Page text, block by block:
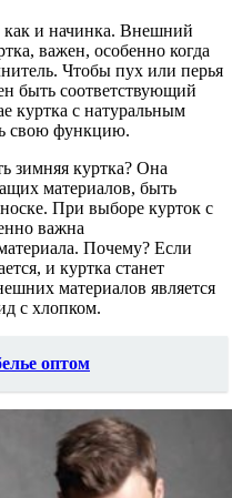
и начинка. Внешний
важен, особенно когда
Чтобы пух или перья
быть соответствующий
куртка с натуральным
свою функцию.
зимняя куртка? Она
материалов, быть
При выборе курток с
важна
Почему? Если
и куртка станет
материалов является
с хлопком.
оптом